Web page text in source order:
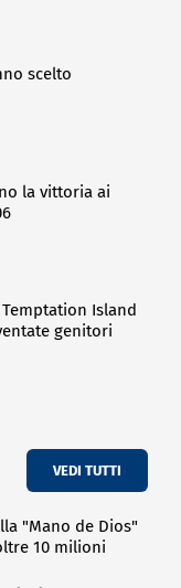
scelto
la vittoria ai
Island
genitori
VEDI TUTTI
"Mano de Dios"
10 milioni